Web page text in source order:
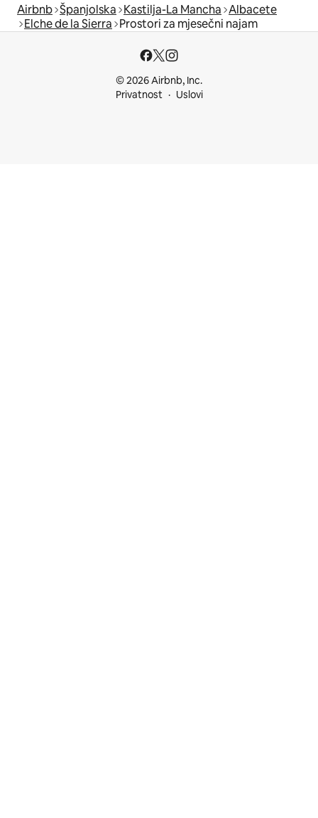
Airbnb Španjolska Kastilja-La Mancha Albacete
Elche de la Sierra Prostori za mjesečni najam
© 2026 Airbnb, Inc.
Privatnost
Uslovi